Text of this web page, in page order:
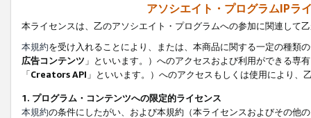
アソシエイト・プログラムIPラ
本ライセンスは、乙のアソシエイト・プログラムへの参加に関連して
本規約を受け入れることにより、または、本商品に関する一定の種類
広告コンテンツ 」といいます。）へのアクセスおよび利用ができる専
「Creators API 」といいます。）へのアクセスもしくは使用により
1. プログラム・コンテンツへの限定的ライセンス
本規約の条件にしたがい、および本規約（本ライセンスおよびその他